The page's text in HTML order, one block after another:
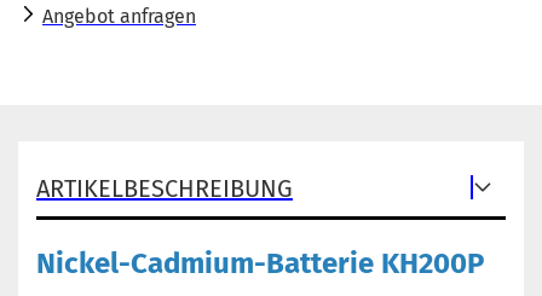
Angebot anfragen
ARTIKELBESCHREIBUNG
Nickel-Cadmium-Batterie KH200P